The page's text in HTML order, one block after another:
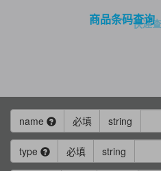
商品条码查询
快递
name 必填 string
type 必填 string